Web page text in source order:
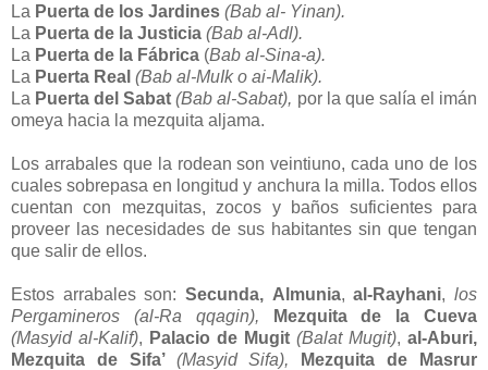
La Puerta de los Jardines (Bab al- Yinan).
La Puerta de la Justicia (Bab al-Adl).
La Puerta de la Fábrica (Bab al-Sina-a).
La Puerta Real (Bab al-MuIk o ai-Malik).
La Puerta del Sabat (Bab al-Sabat), por la que salía el imán
omeya hacia la mezquita aljama.
Los arrabales que la rodean son veintiuno, cada uno de los
cuales sobrepasa en longitud y anchura la milla. Todos ellos
cuentan con mezquitas, zocos y baños suficientes para
proveer las necesidades de sus habitantes sin que tengan
que salir de ellos.
Estos arrabales son: Secunda, Almunia,al-Rayhani,los
Pergamineros
(al-Ra qqagin),
Mezquita de la Cueva
(Masyid al-Kalif), Palacio de Mugit (Balat Mugit), al-Aburi,
Mezquita de Sifa’ (Masyid Sifa),
Mezquita de Masrur